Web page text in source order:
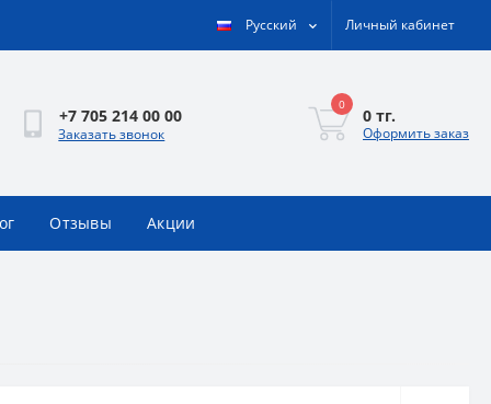
Русский Личный кабинет
+7 705 214 00 00
Заказать звонок
0
0 тг.
Оформить заказ
Отзывы Акции